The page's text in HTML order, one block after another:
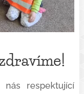
nás respektující